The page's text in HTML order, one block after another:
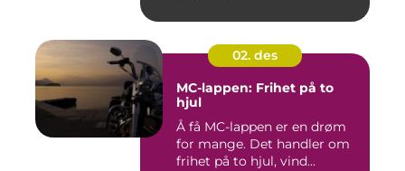
02. des
MC-lappen: Frihet på to
hjul
Å få MC-lappen er en drøm
for mange. Det handler om
frihet på to hjul, vind...